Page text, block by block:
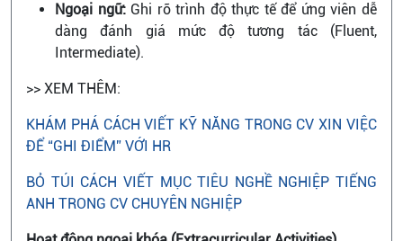
Ngoại ngữ:Ghi rõ trình độ thực tế để ứng viên dễ
dàng đánh giá mức độ tương tác (Fluent,
Intermediate).
>> XEM THÊM:
KHÁM PHÁ CÁCH VIẾT KỸ NĂNG TRONG CV XIN VIỆC
ĐỂ “GHI ĐIỂM” VỚI HR
BỎ TÚI CÁCH VIẾT MỤC TIÊU NGHỀ NGHIỆP TIẾNG
ANH TRONG CV CHUYÊN NGHIỆP